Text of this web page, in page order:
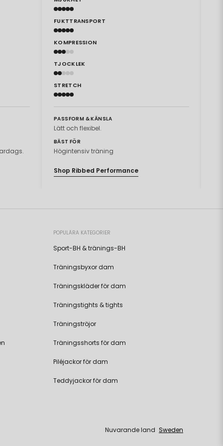
FUKTTRANSPORT
KOMPRESSION
TJOCKLEK
STRETCH
PASSFORM & KÄNSLA
Lätt och flexibel.
BÄST FÖR
Högintensiv träning
Shop Ribbed Performance
POPULÄRA KATEGORIER
Sport-BH & tränings-BH
Träningsbyxor dam
Träningskläder för dam
Träningstights & tights
Träningströjor
Träningsshorts för dam
Piléjackor för dam
Teddyjackor för dam
Nuvarande land Sweden